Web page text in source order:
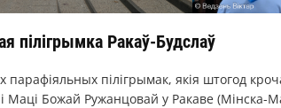
пілігрымка Ракаў-Будслаў
парафіяльных пілігрымак, якія штогод
Маці Божай Ружанцовай у Ракаве (Мінска-